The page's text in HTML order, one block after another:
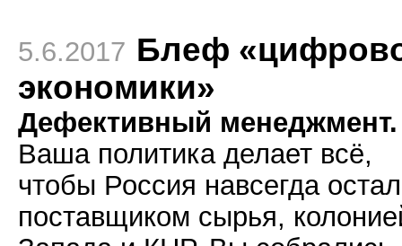
5.6.2017 Блеф
экономики»
Дефективный менеджмент.
Ваша политика делает всё,
чтобы Россия навсегда
поставщиком сырья,